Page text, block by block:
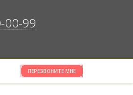
00-99
ПЕРЕЗВОНИТЕ МНЕ